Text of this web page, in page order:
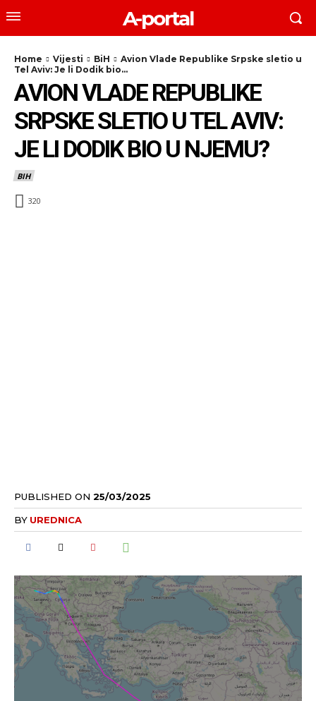
A-portal
Home Vijesti BiH
Avion Vlade Republike Srpske sletio u
Tel Aviv: Je li Dodik bio...
AVION VLADE REPUBLIKE
SRPSKE SLETIO U TEL AVIV:
JE LI DODIK BIO U NJEMU?
BIH
320
PUBLISHED ON 25/03/2025
BY UREDNICA